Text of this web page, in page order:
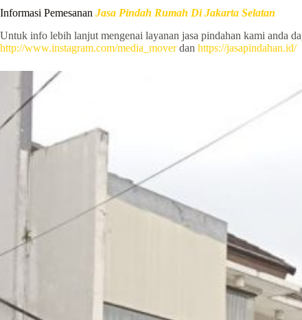
Informasi Pemesanan Jasa Pindah Rumah Di Jakarta Selatan
Untuk info lebih lanjut mengenai layanan jasa pindahan kami anda
http://www.instagram.com/media_moverdan https://jasapindahan.id/